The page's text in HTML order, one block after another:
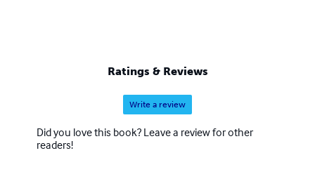
Ratings & Reviews
Write a review
Did you love this book? Leave a review for other
readers!